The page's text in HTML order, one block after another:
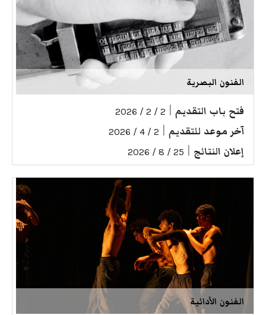
الفنون البصرية
فتح باب التقديم 2 / 2 / 2026
آخر موعد للتقديم 2 / 4 / 2026
إعلان النتائج 25 / 8 / 2026
الفنون الأدائية